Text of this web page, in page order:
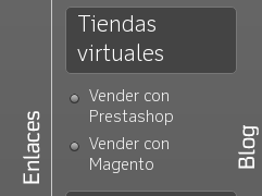
Tiendas
virtuales
Vender con
Prestashop
Vender con
Magento